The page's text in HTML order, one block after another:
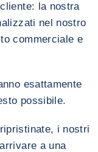
la nostra
nel nostro
commerciale e
esattamente
possibile.
i nostri
a una